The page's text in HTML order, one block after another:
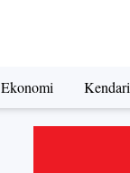
Ekonomi Kendari